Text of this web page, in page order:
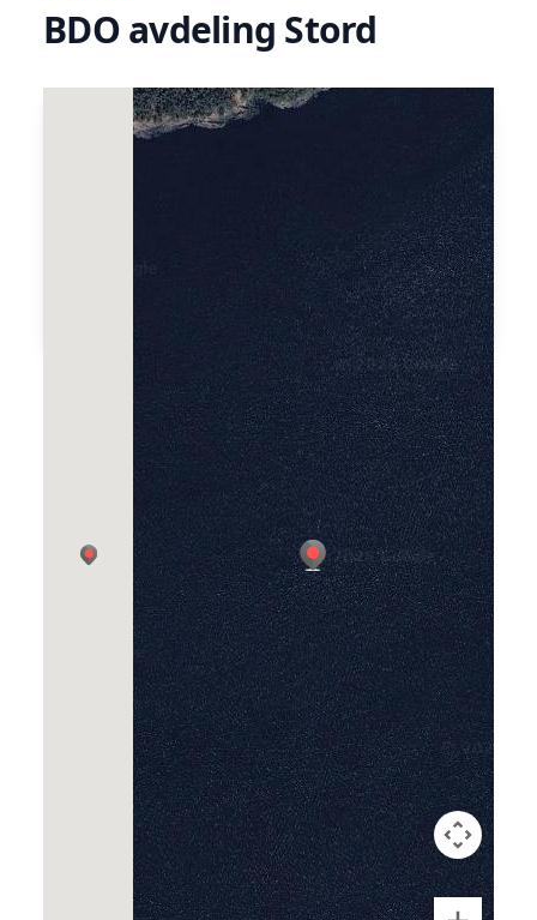
BDO avdeling Stord
Treng du ein revisor, forretningsadvokat
eller rett og slett ein rådgjevar? BDO satsar
på Sunnhordland, og er eit leiande
revisjons- og rådgjevingskontor i regionen.
Dei byr på lokalt nærvær, og ei unik
forståing av lokalt nærings- og samfunnsliv.
BDO har vore til stades på Stord i mange år,
og jobbar tett med ulike verksemder i heile
Sunnhordland. Kundane deira famnar om
små og mellomstore verksemder - til dei
større. Breidda deira gjer at dei har
kjennskap til mange ulike bransjar.
www.bdo.no Google Maps